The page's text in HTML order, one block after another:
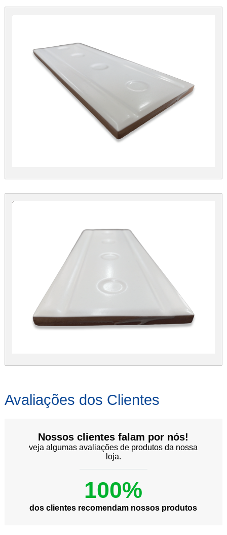
Avaliações dos Clientes
Nossos clientes falam por nós!
veja algumas avaliações de produtos da nossa
loja.
100%
dos clientes recomendam nossos produtos